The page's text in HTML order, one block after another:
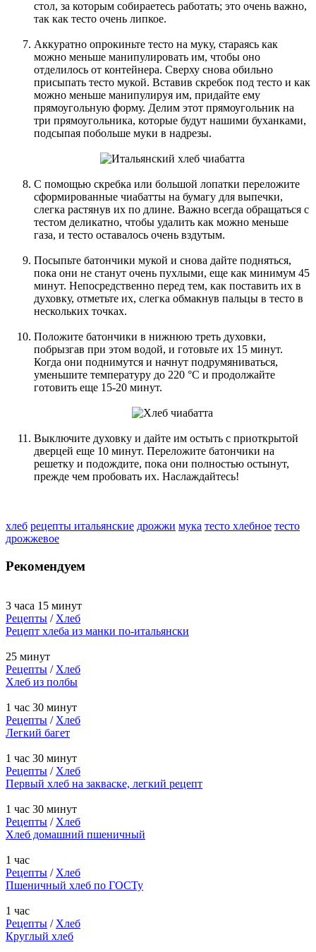
стол, за которым собираетесь работать; это очень важно,
так как тесто очень липкое.
Аккуратно опрокиньте тесто на муку, стараясь как
можно меньше манипулировать им, чтобы оно
отделилось от контейнера. Сверху снова обильно
присыпать тесто мукой. Вставив скребок под тесто и как
можно меньше манипулируя им, придайте ему
прямоугольную форму. Делим этот прямоугольник на
три прямоугольника, которые будут нашими буханками,
подсыпая побольше муки в надрезы.
С помощью скребка или большой лопатки переложите
сформированные чиабатты на бумагу для выпечки,
слегка растянув их по длине. Важно всегда обращаться с
тестом деликатно, чтобы удалить как можно меньше
газа, и тесто оставалось очень вздутым.
Посыпьте батончики мукой и снова дайте подняться,
пока они не станут очень пухлыми, еще как минимум 45
минут. Непосредственно перед тем, как поставить их в
духовку, отметьте их, слегка обмакнув пальцы в тесто в
нескольких точках.
Положите батончики в нижнюю треть духовки,
побрызгав при этом водой, и готовьте их 15 минут.
Когда они поднимутся и начнут подрумяниваться,
уменьшите температуру до 220 °С и продолжайте
готовить еще 15-20 минут.
Выключите духовку и дайте им остыть с приоткрытой
дверцей еще 10 минут. Переложите батончики на
решетку и подождите, пока они полностью остынут,
прежде чем пробовать их. Наслаждайтесь!
хлеб рецепты итальянские дрожжи мука тесто хлебное тесто
дрожжевое
Рекомендуем
3 часа 15 минут
Рецепты /Хлеб
Рецепт хлеба из манки по-итальянски
25 минут
Рецепты /Хлеб
Хлеб из полбы
1 час 30 минут
Рецепты /Хлеб
Легкий багет
1 час 30 минут
Рецепты /Хлеб
Первый хлеб на закваске, легкий рецепт
1 час 30 минут
Рецепты /Хлеб
Хлеб домашний пшеничный
1 час
Рецепты /Хлеб
Пшеничный хлеб по ГОСТу
1 час
Рецепты /Хлеб
Круглый хлеб